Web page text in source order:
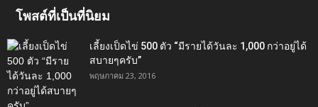
โพสต์ที่เป็นที่นิยม
เลี้ยงเป็ดไข่ 500 ตัว “มีรายได้วันละ 1,000 กว่าอยู่ได้
สบายๆครับ”
พฤษภาคม 23, 2016